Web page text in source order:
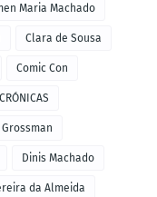
Maria Machado
Clara de Sousa
Comic Con
CRÓNICAS
Dinis Machado
da Almeida